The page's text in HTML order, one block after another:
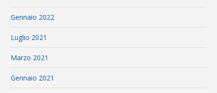
Gennaio 2022
Luglio 2021
Marzo 2021
Gennaio 2021